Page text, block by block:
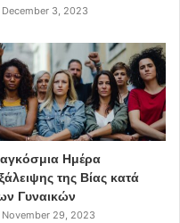
December 3, 2023
Ημέρα
της Βίας κατά
Γυναικών
November 29, 2023